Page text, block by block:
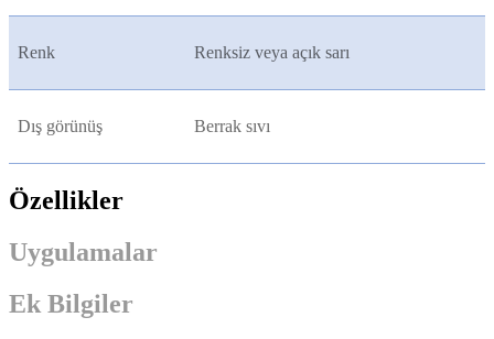
Renk Renksiz veya açık sarı
Dış görünüş Berrak sıvı
Özellikler
Uygulamalar
Ek Bilgiler